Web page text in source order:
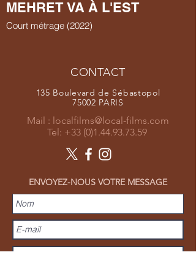
MEHRET VA À L'EST
Court métrage (2022)
CONTACT
135 Boulevard de Sébastopol
75002 PARIS
Mail : localfilms@local-films.com
Tel: +33 (0)1.44.93.73.59
ENVOYEZ-NOUS VOTRE MESSAGE